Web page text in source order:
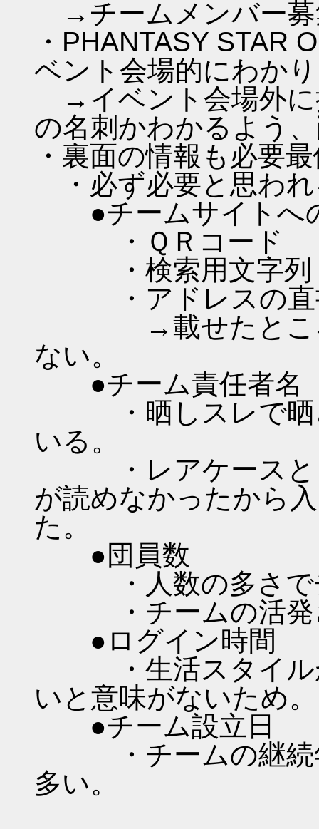
→チームメンバー募
・PHANTASY STAR
ベント会場的にわか
→イベント会場外に
の名刺かわかるよう
・裏面の情報も必要
・必ず必要と思わ
●チームサイトへ
・ＱＲコード
・検索用文字列
・アドレスの直書
→載せたところ
ない。
●チーム責任者名
・晒しスレで晒さ
いる。
・レアケースとし
が読めなかったから
た。
●団員数
・人数の多さでチ
・チームの活発
●ログイン時間
・生活スタイルが
いと意味がないため。
●チーム設立日
・チームの継続年
多い。